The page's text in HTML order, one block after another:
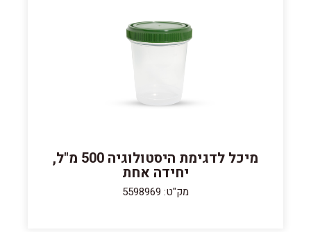
מיכל לדגימת היסטולוגיה 500 מ"ל,
יחידה אחת
מק"ט: 5598969